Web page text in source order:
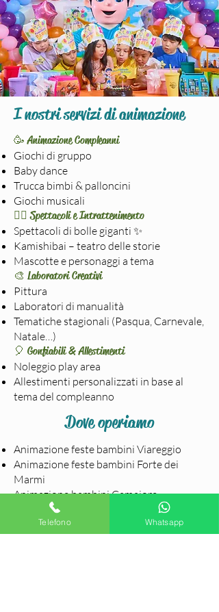
I nostri servizi di animazione
🥳 Animazione Compleanni
Giochi di gruppo
Baby dance
Trucca bimbi & palloncini
Giochi musicali
🧙‍♂️ Spettacoli e Intrattenimento
Spettacoli di bolle giganti ✨
Kamishibai – teatro delle storie
Mascotte e personaggi a tema
🎨 Laboratori Creativi
Pittura
Laboratori di manualità
Tematiche stagionali (Pasqua, Carnevale,
Natale…)
🎈 Gonfiabili & Allestimenti
Noleggio play area
Allestimenti personalizzati in base al
tema del compleanno
Dove operiamo
Animazione feste bambini Viareggio
Animazione feste bambini Forte dei
Marmi
Animazione bambini Camaiore
Animazione feste bambini Pietrasanta
Animazione eventi per bambini in tutta
Telefono Whatsapp